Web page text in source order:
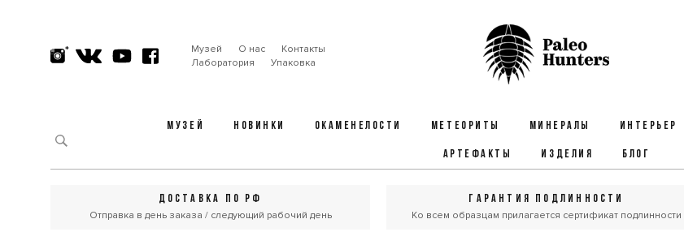
Музей О нас
Контакты
Лаборатория
Упаковка
МУЗЕЙ НОВИНКИ ОКАМЕНЕЛОСТИ МЕТЕОРИТЫ МИНЕРАЛЫ ИНТЕРЬЕР
АРТЕФАКТЫ ИЗДЕЛИЯ БЛОГ
ДОСТАВКА ПО РФ
Отправка в день заказа / следующий рабочий день
ГАРАНТИЯ ПОДЛИННОСТИ
Ко всем образцам прилагается сертификат подлинности